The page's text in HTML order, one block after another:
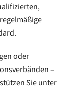
oder
–
Sie unter